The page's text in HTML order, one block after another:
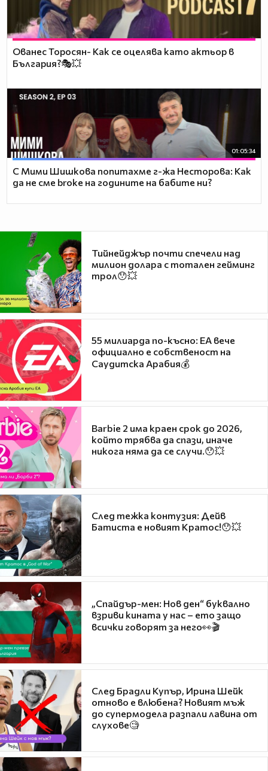
Ованес Торосян- Как се оцелява като актьор в
България?🎭💥
01:05:34
С Мими Шишкова попитахме г-жа Несторова: Как
да не сме broke на годините на бабите ни?
Тийнейджър почти спечели над
милион долара с тотален гейминг
трол😯💥
55 милиарда по-късно: EA вече
официално е собственост на
Саудитска Арабия💰
Barbie 2 има краен срок до 2026,
който трябва да спази, иначе
никога няма да се случи.😯💥
След тежка контузия: Дейв
Батиста е новият Кратос!😯💥
„Спайдър-мен: Нов ден“ буквално
взриви кината у нас – ето защо
всички говорят за него👀🎬
След Брадли Купър, Ирина Шейк
отново е влюбена? Новият мъж
до супермодела разпали лавина от
слухове🧐